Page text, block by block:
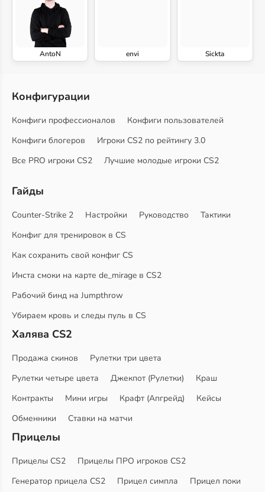
AntoN envi Sickta
Конфигурации
Конфиги профессионалов
Конфиги пользователей
Конфиги блогеров
Игроки CS2 по рейтингу 3.0
Все PRO игроки CS2
Лучшие молодые игроки CS2
Гайды
Counter-Strike 2 Настройки Руководство
Тактики
Конфиг для тренировок в CS
Как сохранить свой конфиг CS
Инста смоки на карте de_mirage в CS2
Рабочий бинд на Jumpthrow
Убираем кровь и следы пуль в CS
Халява CS2
Продажа скинов
Рулетки три цвета
Рулетки четыре цвета
Джекпот (Рулетки)
Краш
Контракты
Мини игры Крафт (Апгрейд)
Кейсы
Обменники
Ставки на матчи
Прицелы
Прицелы CS2
Прицелы ПРО игроков CS2
Генератор прицела CS2
Прицел симпла
Прицел поки